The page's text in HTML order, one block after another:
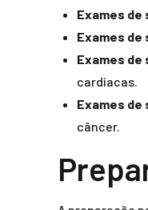
Exames de
Exames
Exames
cardíacas.
Exames
câncer.